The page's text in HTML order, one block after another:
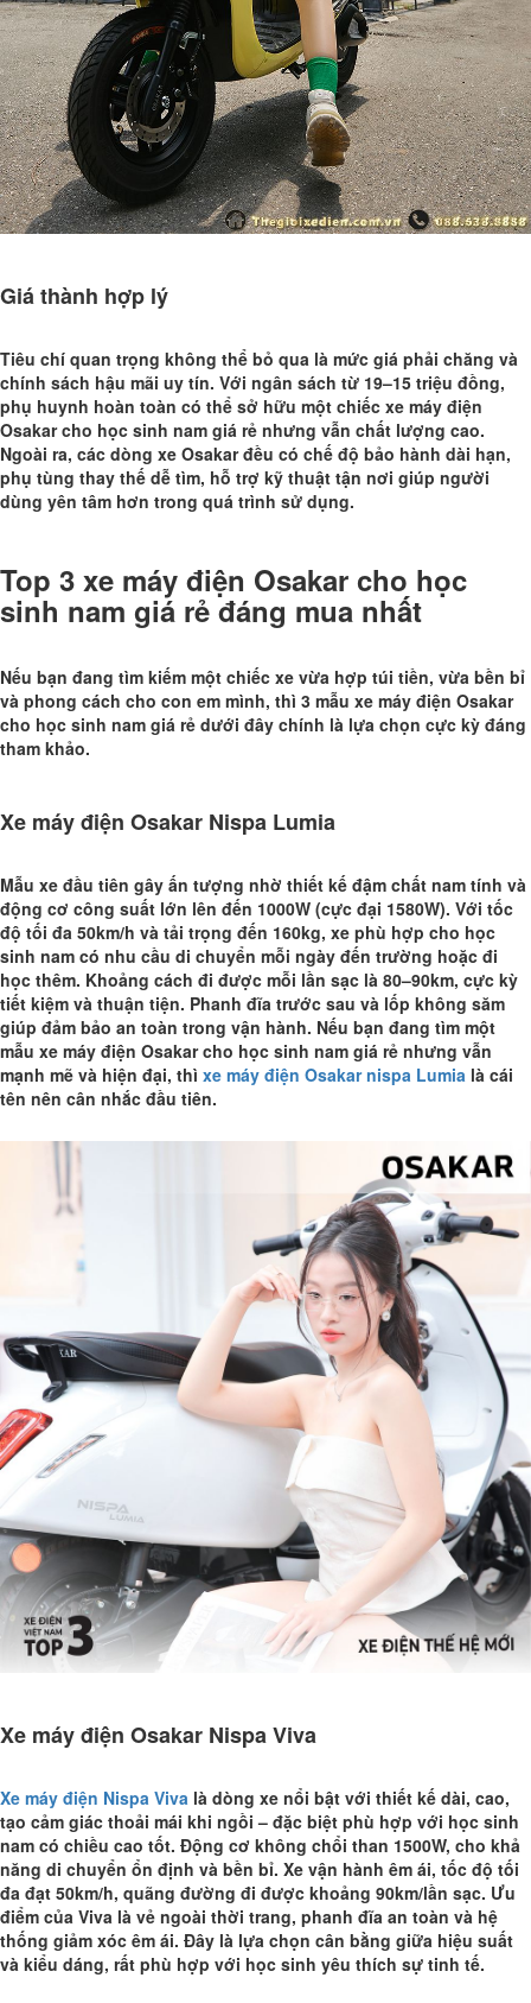
Giá thành hợp lý
Tiêu chí quan trọng không thể bỏ qua là mức giá phải chăng và
chính sách hậu mãi uy tín. Với ngân sách từ 19–15 triệu đồng,
phụ huynh hoàn toàn có thể sở hữu một chiếc xe máy điện
Osakar cho học sinh nam giá rẻ nhưng vẫn chất lượng cao.
Ngoài ra, các dòng xe Osakar đều có chế độ bảo hành dài hạn,
phụ tùng thay thế dễ tìm, hỗ trợ kỹ thuật tận nơi giúp người
dùng yên tâm hơn trong quá trình sử dụng.
Top 3 xe máy điện Osakar cho học
sinh nam giá rẻ đáng mua nhất
Nếu bạn đang tìm kiếm một chiếc xe vừa hợp túi tiền, vừa bền bỉ
và phong cách cho con em mình, thì 3 mẫu xe máy điện Osakar
cho học sinh nam giá rẻ dưới đây chính là lựa chọn cực kỳ đáng
tham khảo.
Xe máy điện Osakar Nispa Lumia
Mẫu xe đầu tiên gây ấn tượng nhờ thiết kế đậm chất nam tính và
động cơ công suất lớn lên đến 1000W (cực đại 1580W). Với tốc
độ tối đa 50km/h và tải trọng đến 160kg, xe phù hợp cho học
sinh nam có nhu cầu di chuyển mỗi ngày đến trường hoặc đi
học thêm. Khoảng cách đi được mỗi lần sạc là 80–90km, cực kỳ
tiết kiệm và thuận tiện. Phanh đĩa trước sau và lốp không săm
giúp đảm bảo an toàn trong vận hành. Nếu bạn đang tìm một
mẫu xe máy điện Osakar cho học sinh nam giá rẻ nhưng vẫn
mạnh mẽ và hiện đại, thì xe máy điện Osakar nispa Lumia là cái
tên nên cân nhắc đầu tiên.
Xe máy điện Osakar Nispa Viva
Xe máy điện Nispa Viva là dòng xe nổi bật với thiết kế dài, cao,
tạo cảm giác thoải mái khi ngồi – đặc biệt phù hợp với học sinh
nam có chiều cao tốt. Động cơ không chổi than 1500W, cho khả
năng di chuyển ổn định và bền bỉ. Xe vận hành êm ái, tốc độ tối
đa đạt 50km/h, quãng đường đi được khoảng 90km/lần sạc. Ưu
điểm của Viva là vẻ ngoài thời trang, phanh đĩa an toàn và hệ
thống giảm xóc êm ái. Đây là lựa chọn cân bằng giữa hiệu suất
và kiểu dáng, rất phù hợp với học sinh yêu thích sự tinh tế.